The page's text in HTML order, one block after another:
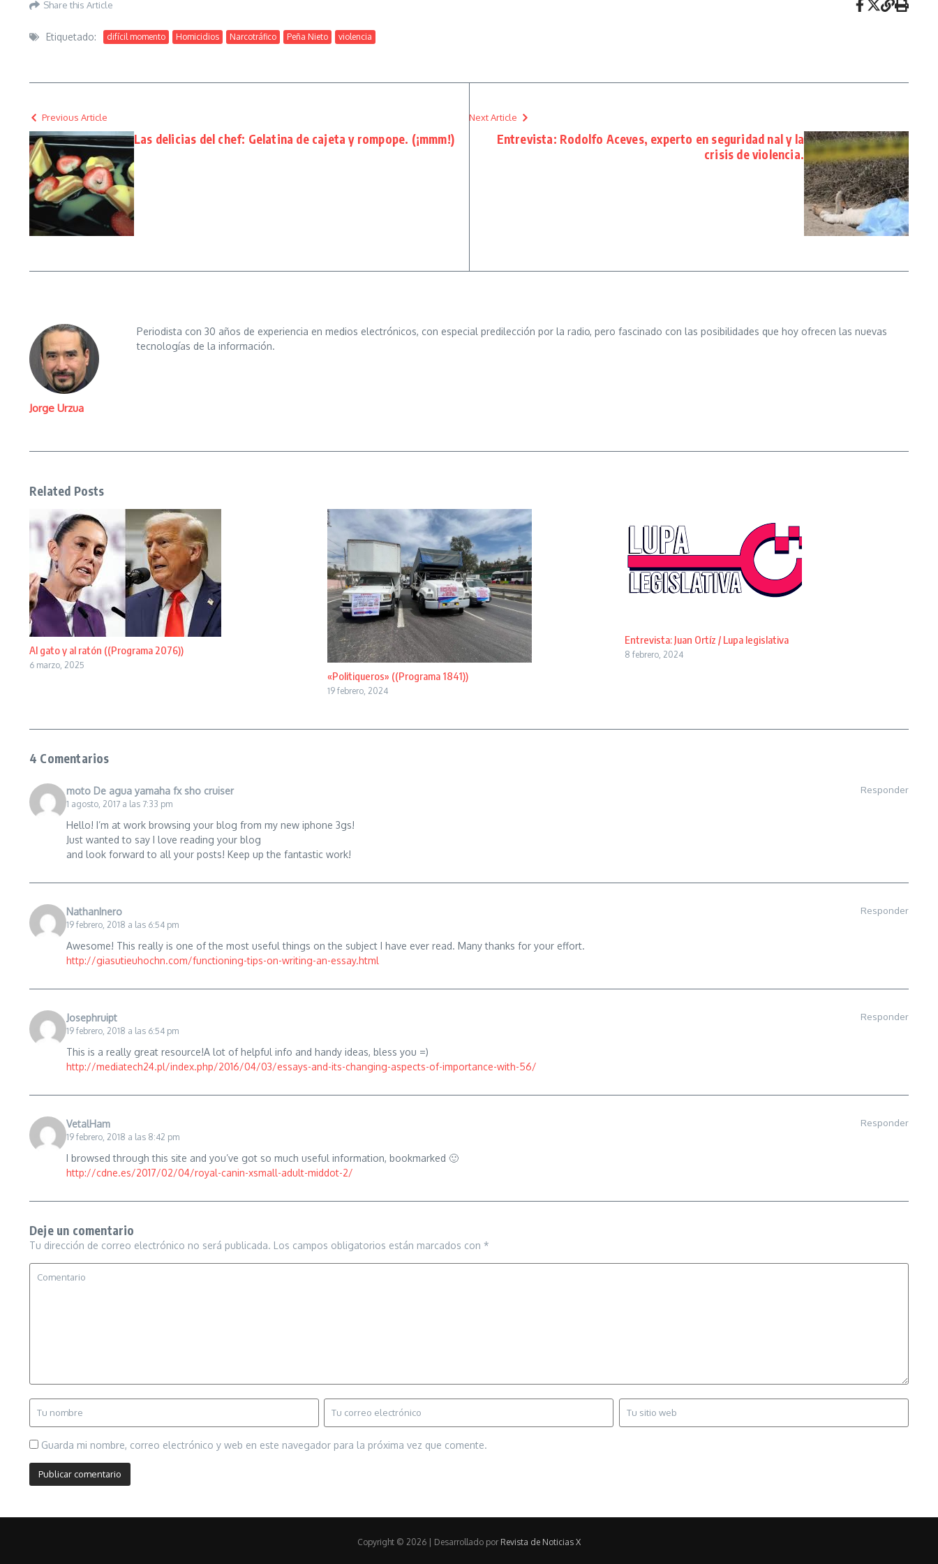
Share this Article
Etiquetado: difícil momento Homicidios Narcotráfico Peña Nieto violencia
Previous Article
Las delicias del chef: Gelatina de cajeta y rompope. (¡mmm!)
Next Article
Entrevista: Rodolfo Aceves, experto en seguridad nal y la
crisis de violencia.
Jorge Urzua
Periodista con 30 años de experiencia en medios electrónicos, con especial predilección por la radio, pero fascinado con las posibilidades que hoy ofrecen las nuevas
tecnologías de la información.
Related Posts
Al gato y al ratón ((Programa 2076))
6 marzo, 2025
«Politiqueros» ((Programa 1841))
19 febrero, 2024
Entrevista: Juan Ortíz / Lupa legislativa
8 febrero, 2024
4 Comentarios
moto De agua yamaha fx sho cruiser
1 agosto, 2017 a las 7:33 pm
Responder
Hello! I’m at work browsing your blog from my new iphone 3gs!
Just wanted to say I love reading your blog
and look forward to all your posts! Keep up the fantastic work!
NathanInero
19 febrero, 2018 a las 6:54 pm
Responder
Awesome! This really is one of the most useful things on the subject I have ever read. Many thanks for your effort.
http://giasutieuhochn.com/functioning-tips-on-writing-an-essay.html
Josephruipt
19 febrero, 2018 a las 6:54 pm
Responder
This is a really great resource!A lot of helpful info and handy ideas, bless you =)
http://mediatech24.pl/index.php/2016/04/03/essays-and-its-changing-aspects-of-importance-with-56/
VetalHam
19 febrero, 2018 a las 8:42 pm
Responder
I browsed through this site and you’ve got so much useful information, bookmarked 🙂
http://cdne.es/2017/02/04/royal-canin-xsmall-adult-middot-2/
Deje un comentario
Tu dirección de correo electrónico no será publicada. Los campos obligatorios están marcados con *
Guarda mi nombre, correo electrónico y web en este navegador para la próxima vez que comente.
Copyright © 2026 | Desarrollado por Revista de Noticias X